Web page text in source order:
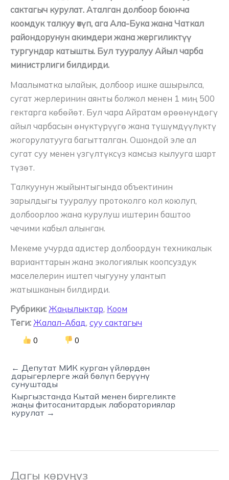
сактагыч курулат. Аталган долбоор боюнча
коомдук талкуу өтүп, ага Ала-Бука жана Чаткал
райондорунун акимдери жана жергиликтүү
тургундар катышты. Бул тууралуу Айыл чарба
министрлиги билдирди.
Маалыматка ылайык, долбоор ишке ашырылса,
сугат жерлеринин аянты болжол менен 1 миң 500
гектарга көбөйөт. Бул чара Айратам өрөөнүндөгү
айыл чарбасын өнүктүрүүгө жана түшүмдүүлүктү
жогорулатууга багытталган. Ошондой эле ал
сугат суу менен үзгүлтүксүз камсыз кылууга шарт
түзөт.
Талкуунун жыйынтыгында объектинин
зарылдыгы тууралуу протоколго кол коюлуп,
долбоорлоо жана курулуш иштерин баштоо
чечими кабыл алынган.
Мекеме учурда адистер долбоордун техникалык
варианттарын жана экологиялык коопсуздук
маселелерин иштеп чыгууну улантып
жатышканын билдирди.
Рубрики: Жаңылыктар, Коом
Теги: Жалал-Абад, суу сактагыч
0 0
← Депутат МИК курган үйлөрдөн
дарыгерлерге жай бөлүп берүүнү
сунуштады
Кыргызстанда Кытай менен биргеликте
жаңы фитосанитардык лабораториялар
курулат →
Дагы көрүңүз